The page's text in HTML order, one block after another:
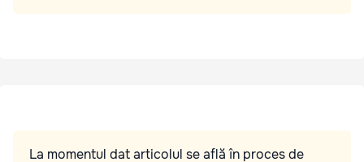
La momentul dat articolul se află în proces de